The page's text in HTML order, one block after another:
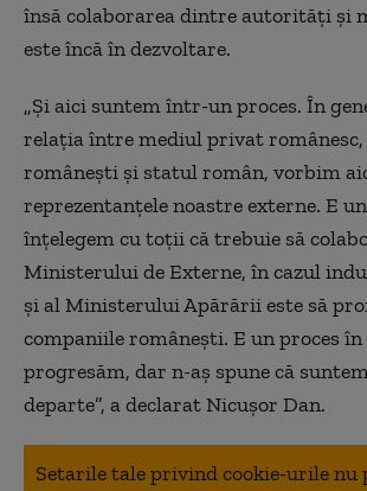
însă colaborarea dintre autorități și
este încă în dezvoltare.
„Și aici suntem într-un proces. În
relația între mediul privat
românești și statul român, vorbim
reprezentanțele noastre externe. E
înțelegem cu toții că trebuie să
Ministerului de Externe, în cazul
și al Ministerului Apărării este să
companiile românești. E un proces în
progresăm, dar n-aș spune că
departe”, a declarat Nicușor Dan.
Setarile tale privind cookie-urile nu